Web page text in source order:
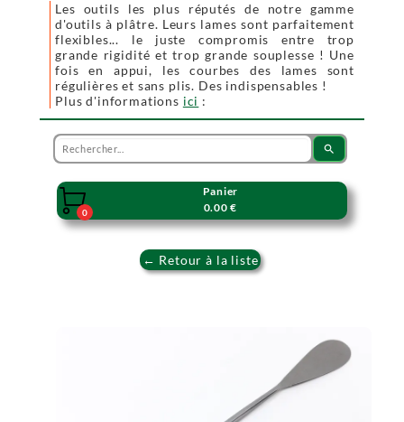
Les outils les plus réputés de notre gamme
d'outils à plâtre. Leurs lames sont parfaitement
flexibles... le juste compromis entre trop
grande rigidité et trop grande souplesse ! Une
fois en appui, les courbes des lames sont
régulières et sans plis. Des indispensables !
Plus d'informations ici :
search

0
Panier
0.00 €
← Retour à la liste